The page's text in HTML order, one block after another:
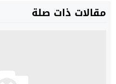
مقالات ذات صلة